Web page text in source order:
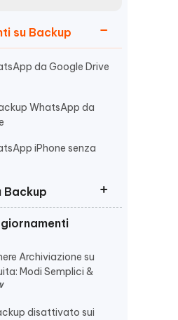
Altri Consigli Utili
Altri Consigli Utili
su Backup
da Google Drive
WhatsApp da
iPhone senza
Backup
non funziona
occupa backup
Archiviazione su
Modi Semplici &
disattivato sui